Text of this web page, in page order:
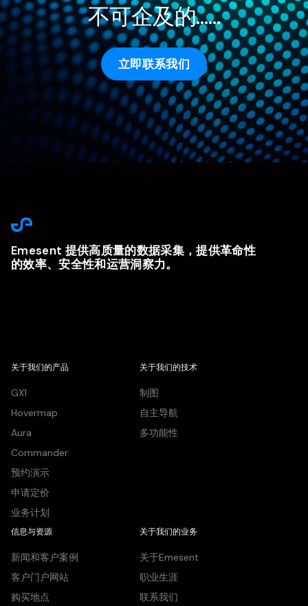
不可企及的……
立即联系我们
Emesent 提供高质量的数据采集，提供革命性
的效率、安全性和运营洞察力。
关于我们的产品
GX1
Hovermap
Aura
Commander
预约演示
申请定价
业务计划
关于我们的技术
制图
自主导航
多功能性
信息与资源
新闻和客户案例
客户门户网站
购买地点
关于我们的业务
关于Emesent
职业生涯
联系我们